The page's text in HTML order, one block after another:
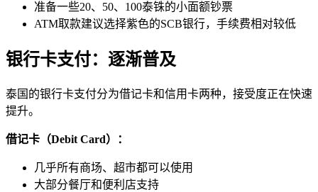
准备一些20、50、100泰铢的小面额钞票
ATM取款建议选择紫色的SCB银行，手续费相对较低
银行卡支付：逐渐普及
泰国的银行卡支付分为借记卡和信用卡两种，接受度正在快速
提升。
借记卡（Debit Card）：
几乎所有商场、超市都可以使用
大部分餐厅和便利店支持